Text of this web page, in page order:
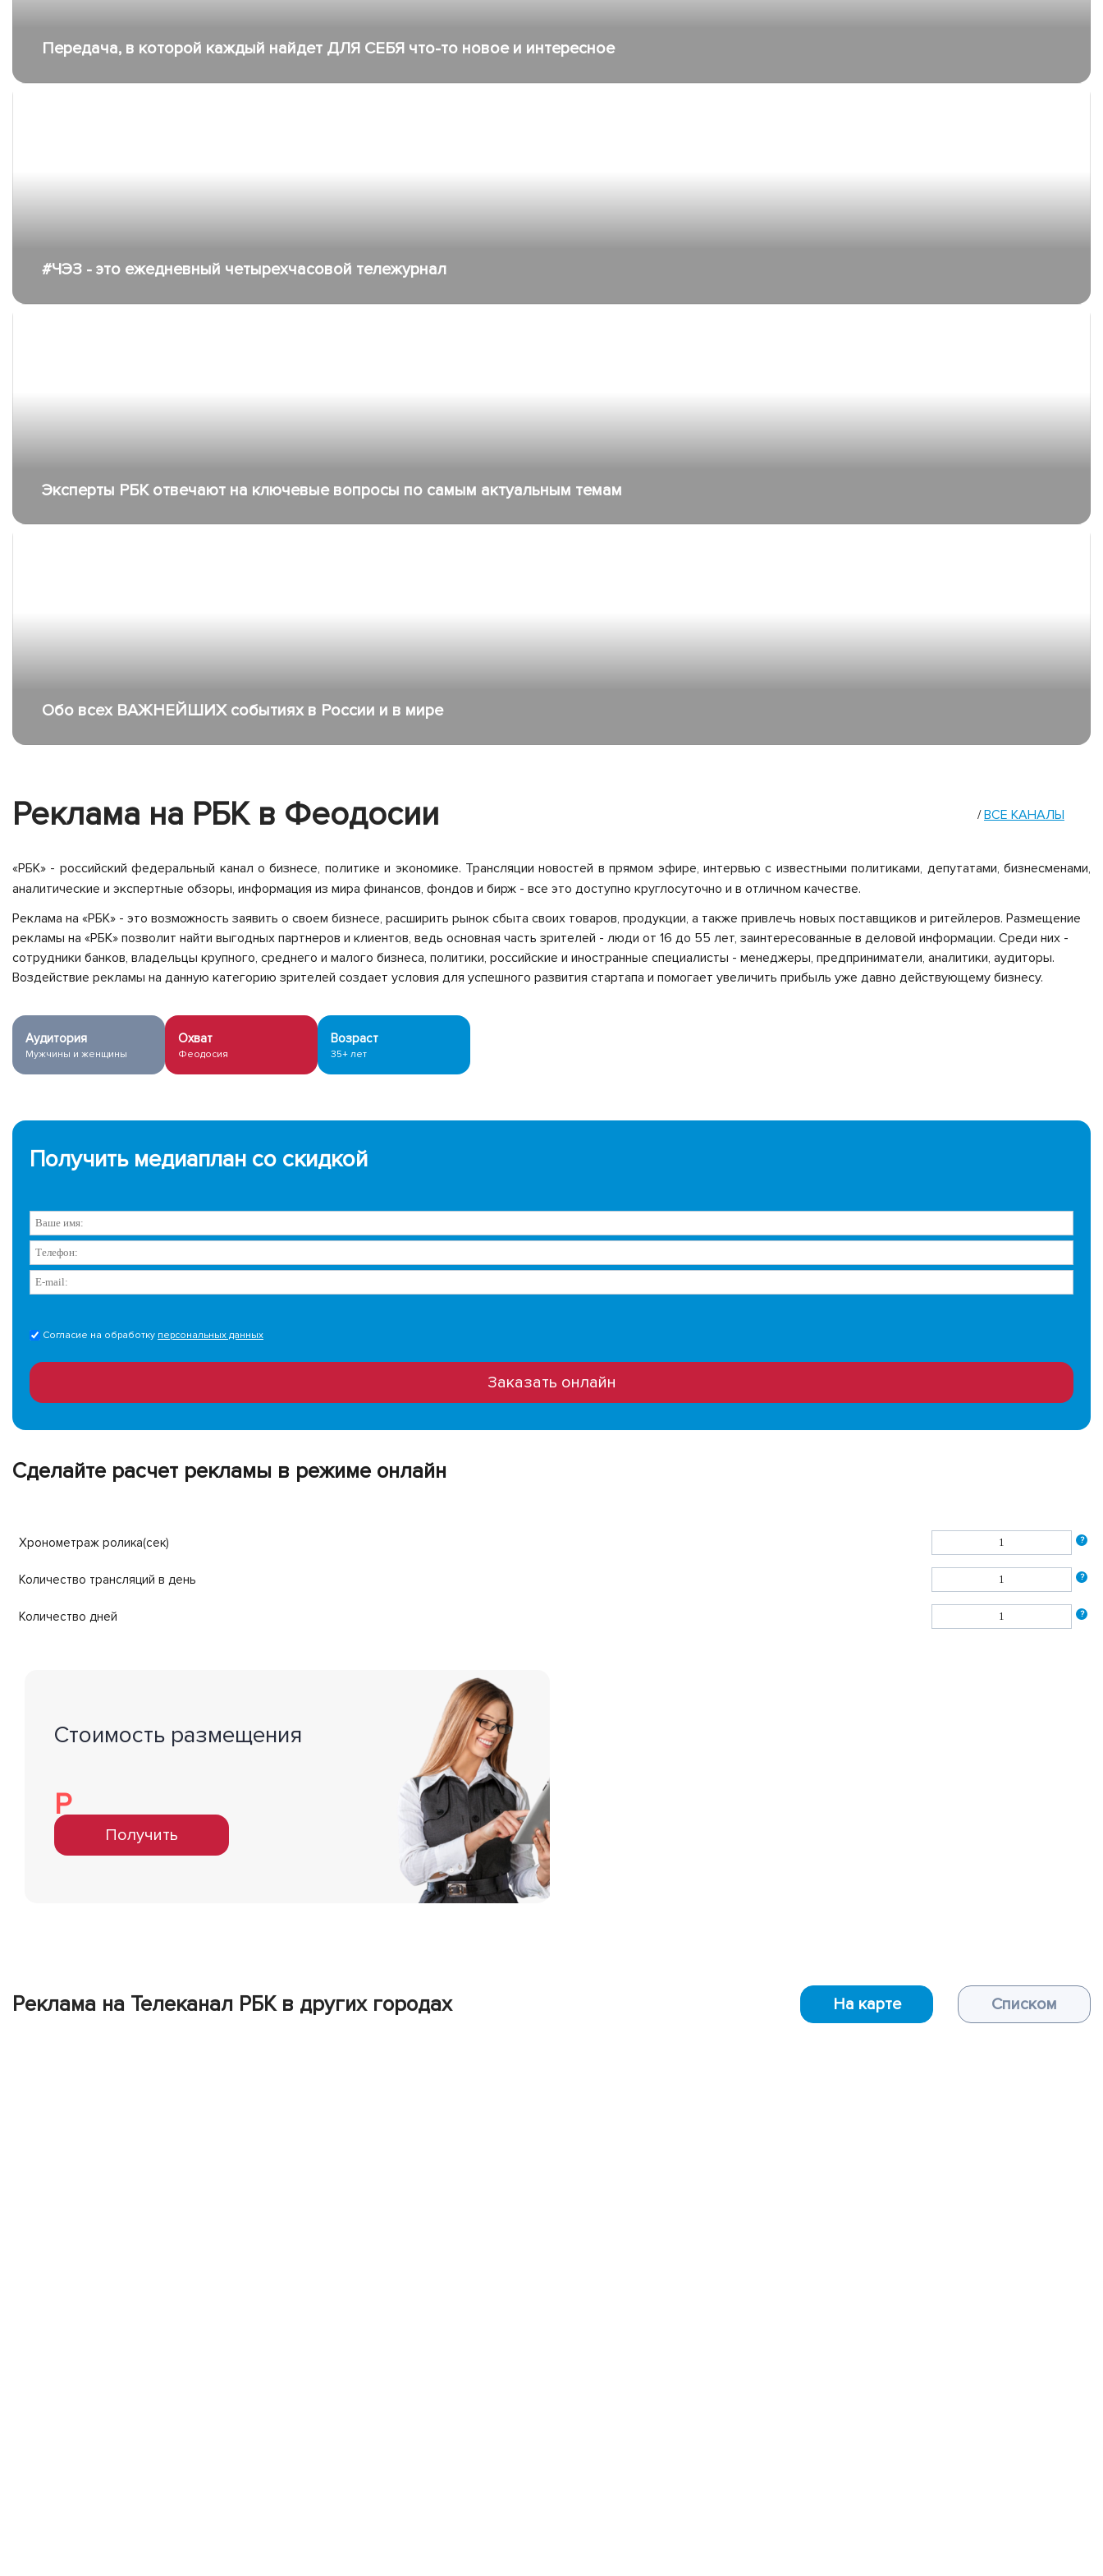
Передача, в которой каждый найдет ДЛЯ СЕБЯ что-то новое и интересное
#ЧЭЗ - это ежедневный четырехчасовой тележурнал
Эксперты РБК отвечают на ключевые вопросы по самым актуальным темам
Обо всех ВАЖНЕЙШИХ событиях в России и в мире
Реклама на РБК в Феодосии /ВСЕ КАНАЛЫ
«РБК» - российский федеральный канал о бизнесe, политике и экономике. Трансляции новостей в прямом эфире, интервью с известными политиками, депутатами, бизнесменами,
аналитические и экспертные обзоры, информация из мира финансов, фондов и бирж - все это доступно круглосуточно и в отличном качестве.
Реклама на «РБК» - это возможность заявить о своем бизнесе, расширить рынок сбыта своих товаров, продукции, а также привлечь новых поставщиков и ритейлеров. Размещение
рекламы на «РБК» позволит найти выгодных партнеров и клиентов, ведь основная часть зрителей - люди от 16 до 55 лет, заинтересованные в деловой информации. Среди них -
сотрудники банков, владельцы крупного, среднего и малого бизнеса, политики, российские и иностранные специалисты - менеджеры, предприниматели, аналитики, аудиторы.
Воздействие рекламы на данную категорию зрителей создает условия для успешного развития стартапа и помогает увеличить прибыль уже давно действующему бизнесу.
Аудитория
Мужчины и женщины
Охват
Феодосия
Возраст
35+ лет
Получить медиаплан со скидкой
Согласие на обработку персональных данных
Заказать онлайн
Сделайте расчет рекламы в режиме онлайн
Хронометраж ролика(сек) ?
Количество трансляций в день ?
Количество дней ?
Стоимость размещения
Р
Получить
Реклама на Телеканал РБК в других городах На карте Списком